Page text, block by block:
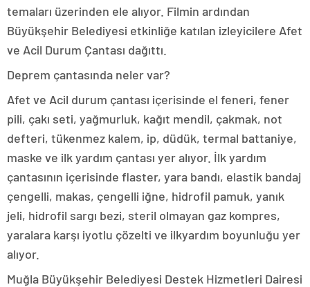
temaları üzerinden ele alıyor. Filmin ardından
Büyükşehir Belediyesi etkinliğe katılan izleyicilere Afet
ve Acil Durum Çantası dağıttı.
Deprem çantasında neler var?
Afet ve Acil durum çantası içerisinde el feneri, fener
pili, çakı seti, yağmurluk, kağıt mendil, çakmak, not
defteri, tükenmez kalem, ip, düdük, termal battaniye,
maske ve ilk yardım çantası yer alıyor. İlk yardım
çantasının içerisinde flaster, yara bandı, elastik bandaj
çengelli, makas, çengelli iğne, hidrofil pamuk, yanık
jeli, hidrofil sargı bezi, steril olmayan gaz kompres,
yaralara karşı iyotlu çözelti ve ilkyardım boyunluğu yer
alıyor.
Muğla Büyükşehir Belediyesi Destek Hizmetleri Dairesi